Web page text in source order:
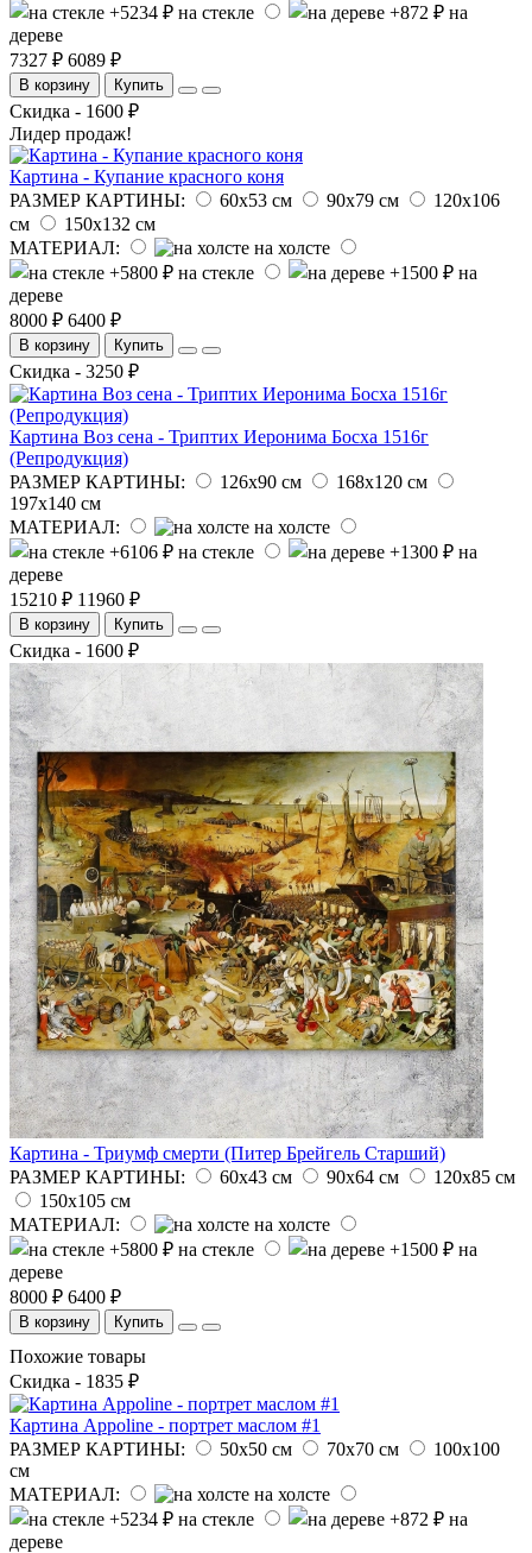
на стекле
на
дереве
7327 ₽ 6089 ₽
В корзину Купить
Скидка - 1600 ₽
Лидер продаж!
Картина - Купание красного коня
РАЗМЕР КАРТИНЫ:
60х53 см 90х79 см
120х106
см
150х132 см
МАТЕРИАЛ:
на холсте
на стекле
на
дереве
8000 ₽ 6400 ₽
В корзину Купить
Скидка - 3250 ₽
Картина Воз сена - Триптих Иеронима Босха 1516г
(Репродукция)
РАЗМЕР КАРТИНЫ:
126х90 см
168х120 см
197х140 см
МАТЕРИАЛ:
на холсте
на стекле
на
дереве
15210 ₽ 11960 ₽
В корзину Купить
Скидка - 1600 ₽
Картина - Триумф смерти (Питер Брейгель Старший)
РАЗМЕР КАРТИНЫ:
60х43 см 90х64 см
120х85 см
150х105 см
МАТЕРИАЛ:
на холсте
на стекле
на
дереве
8000 ₽ 6400 ₽
В корзину Купить
Похожие товары
Скидка - 1835 ₽
Картина Appoline - портрет маслом #1
РАЗМЕР КАРТИНЫ:
50х50 см 70х70 см
100х100
см
МАТЕРИАЛ:
на холсте
на стекле
на
дереве